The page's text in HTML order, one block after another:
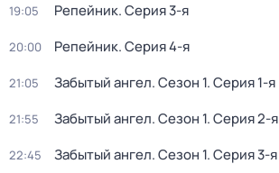
19:05 Репейник. Серия 3-я
20:00 Репейник. Серия 4-я
21:05 Забытый ангел. Сезон 1. Серия 1-я
21:55 Забытый ангел. Сезон 1. Серия 2-я
22:45 Забытый ангел. Сезон 1. Серия 3-я